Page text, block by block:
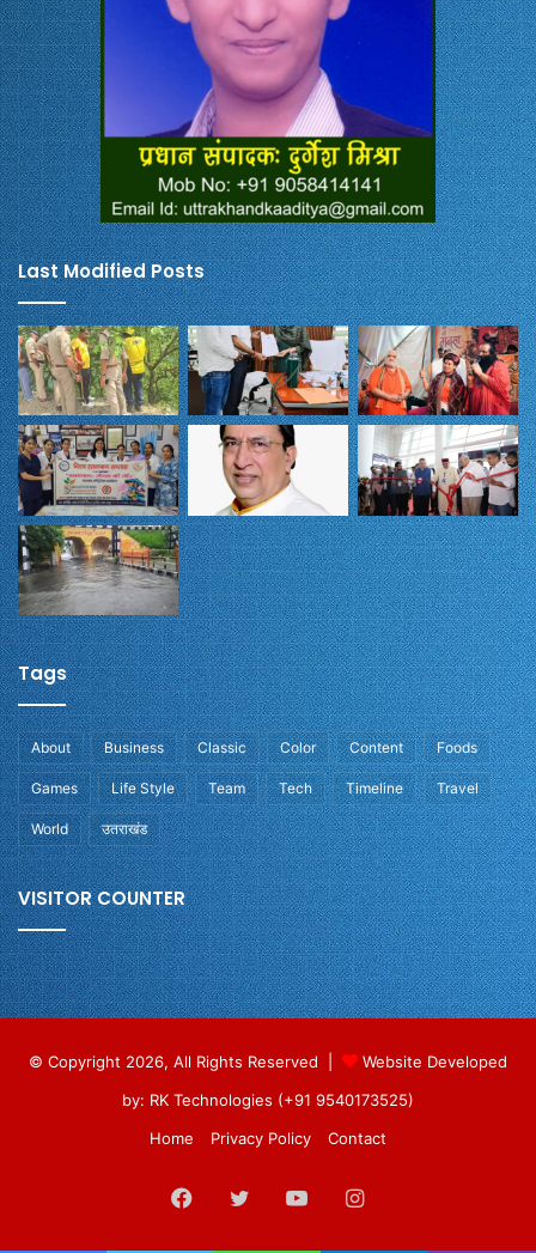
Last Modified Posts
Tags
About Business Classic Color Content Foods
Games Life Style Team Tech Timeline Travel
World उतराखंड
VISITOR COUNTER
© Copyright 2026, All Rights Reserved |
Website Developed
by: RK Technologies (+91 9540173525)
Home
Privacy Policy Contact
Facebook
TwitterYouTubeInstagram